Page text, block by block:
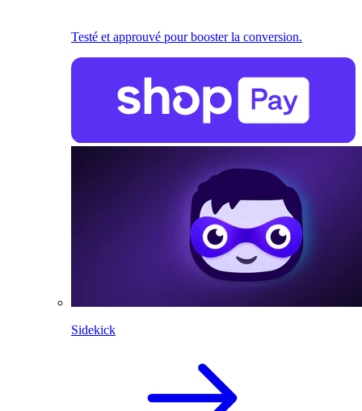
Testé et approuvé pour booster la conversion.
Sidekick